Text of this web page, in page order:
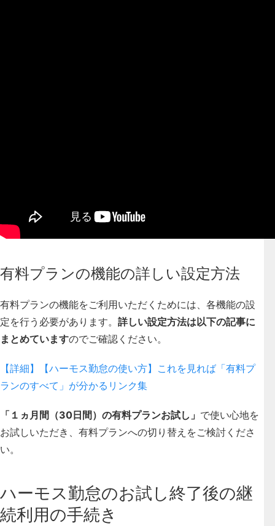
有料プランの機能の詳しい設定方法
有料プランの機能をご利用いただくためには、各機能の設
定を行う必要があります。 詳しい設定方法は以下の記事に
まとめていますのでご確認ください。
【詳細】【ハーモス勤怠の使い方】これを見れば「有料プ
ランのすべて」が分かるリンク集
「１ヵ月間（30日間）の有料プランお試し」 で使い心地を
お試しいただき、有料プランへの切り替えをご検討くださ
い。
ハーモス勤怠のお試し終了後の継
続利用の手続き